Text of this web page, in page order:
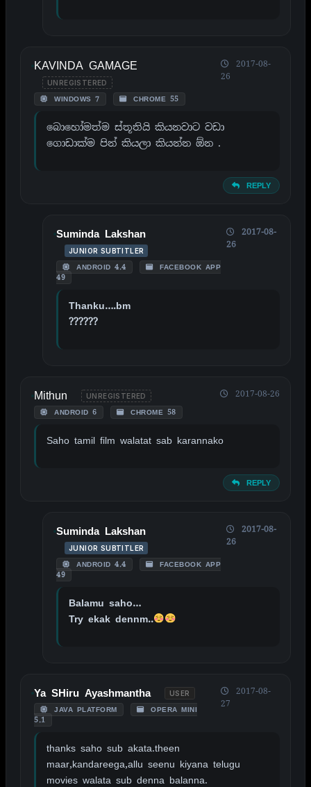
KAVINDA GAMAGE
UNREGISTERED
WINDOWS 7 CHROME 55
2017-08-
26
බොහෝමත්ම ස්තූතියි කියනවාට වඩා
ගොඩාක්ම පින් කියලා කියන්න ඕන .
REPLY
Suminda Lakshan
JUNIOR SUBTITLER
ANDROID 4.4
FACEBOOK APP
49
2017-08-
26
Thanku….bm
??????
Mithun UNREGISTERED
ANDROID 6 CHROME 58
2017-08-26
Saho tamil film walatat sab karannako
REPLY
Suminda Lakshan
JUNIOR SUBTITLER
ANDROID 4.4
FACEBOOK APP
49
2017-08-
26
Balamu saho…
Try ekak dennm..
Ya SHiru Ayashmantha USER
JAVA PLATFORM
OPERA MINI
5.1
2017-08-
27
thanks saho sub akata.theen
maar,kandareega,allu seenu kiyana telugu
movies walata sub denna balanna.